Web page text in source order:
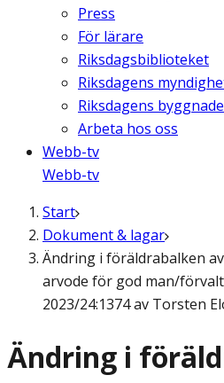
Press
För lärare
Riksdagsbiblioteket
Riksdagens
Riksdagens
Arbeta hos oss
Webb-tv
Webb-tv
Start
Dokument & lagar
Ändring i föräldrabalken
arvode för god man/
2023/24:1374 av Torsten
Ändring i